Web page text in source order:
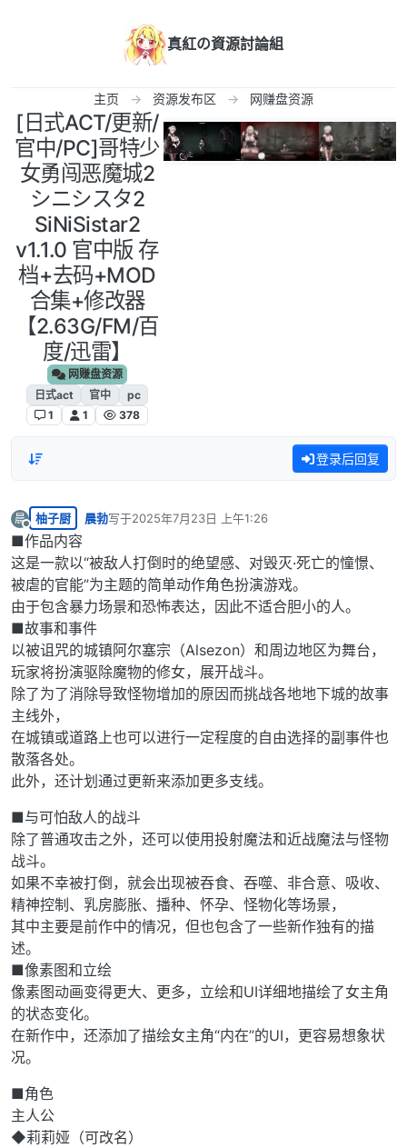
真紅の資源討論組
主页 资源发布区 网赚盘资源
[日式ACT/更新/
官中/PC]哥特少
女勇闯恶魔城2
シニシスタ2
SiNiSistar2
v1.1.0 官中版 存
档+去码+MOD
合集+修改器
【2.63G/FM/百
度/迅雷】
网赚盘资源
日式act
官中
pc
1
1 378
登录后回复
晨
离线
柚子厨 晨勃写于2025年7月23日 上午1:26
最后由 编辑
■作品内容
这是一款以“被敌人打倒时的绝望感、对毁灭·死亡的憧憬、
被虐的官能”为主题的简单动作角色扮演游戏。
由于包含暴力场景和恐怖表达，因此不适合胆小的人。
■故事和事件
以被诅咒的城镇阿尔塞宗（Alsezon）和周边地区为舞台，
玩家将扮演驱除魔物的修女，展开战斗。
除了为了消除导致怪物增加的原因而挑战各地地下城的故事
主线外，
在城镇或道路上也可以进行一定程度的自由选择的副事件也
散落各处。
此外，还计划通过更新来添加更多支线。
■与可怕敌人的战斗
除了普通攻击之外，还可以使用投射魔法和近战魔法与怪物
战斗。
如果不幸被打倒，就会出现被吞食、吞噬、非合意、吸收、
精神控制、乳房膨胀、播种、怀孕、怪物化等场景，
其中主要是前作中的情况，但也包含了一些新作独有的描
述。
■像素图和立绘
像素图动画变得更大、更多，立绘和UI详细地描绘了女主角
的状态变化。
在新作中，还添加了描绘女主角“内在”的UI，更容易想象状
况。
■角色
主人公
◆莉莉娅（可改名）